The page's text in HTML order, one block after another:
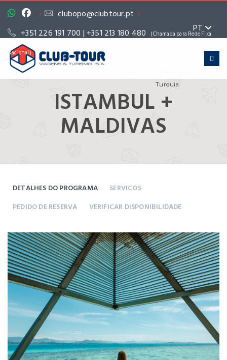
/ clubopo@clubtour.pt /
+351 226 191 700 | +351 213 180 480 (Chamada para Rede Fixa
Nacional)
PT
Turquia
ISTAMBUL +
MALDIVAS
DETALHES DO PROGRAMA
SERVICOS
PEDIDO DE RESERVA
VERIFICAR DISPONIBILIDADE